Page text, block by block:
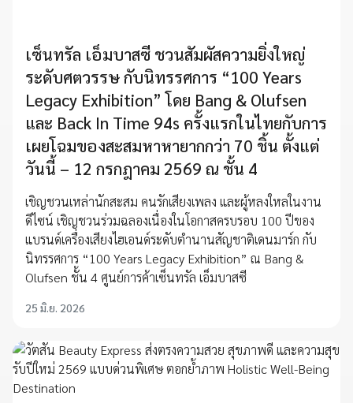
เซ็นทรัล เอ็มบาสซี ชวนสัมผัสความยิ่งใหญ่
ระดับศตวรรษ กับนิทรรศการ “100 Years
Legacy Exhibition” โดย Bang & Olufsen
และ Back In Time 94s ครั้งแรกในไทยกับการ
เผยโฉมของสะสมหาหายากกว่า 70 ชิ้น ตั้งแต่
วันนี้ – 12 กรกฎาคม 2569 ณ ชั้น 4
เชิญชวนเหล่านักสะสม คนรักเสียงเพลง และผู้หลงใหลในงาน
ดีไซน์ เชิญชวนร่วมฉลองเนื่องในโอกาสครบรอบ 100 ปีของ
แบรนด์เครื่องเสียงไฮเอนด์ระดับตำนานสัญชาติเดนมาร์ก กับ
นิทรรศการ “100 Years Legacy Exhibition” ณ Bang &
Olufsen ชั้น 4 ศูนย์การค้าเซ็นทรัล เอ็มบาสซี
25 มิ.ย. 2026